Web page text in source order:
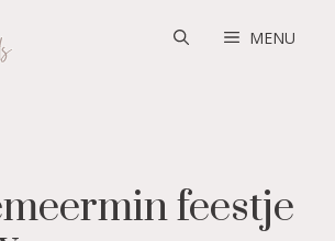
MENU
feestje